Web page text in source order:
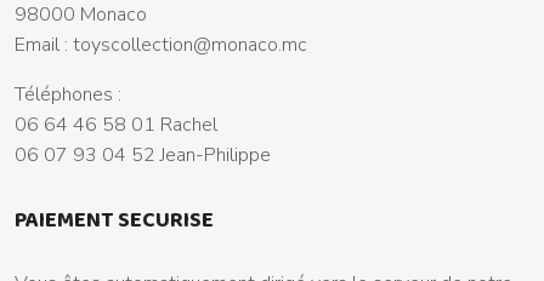
98000 Monaco
Email : toyscollection@monaco.mc
Téléphones :
06 64 46 58 01 Rachel
06 07 93 04 52 Jean-Philippe
PAIEMENT SECURISE